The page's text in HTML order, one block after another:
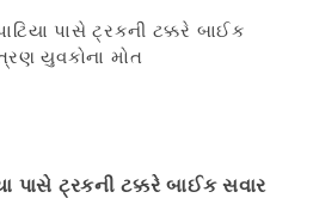
પાસે ટ્રકની ટક્કરે બાઈક સવાર